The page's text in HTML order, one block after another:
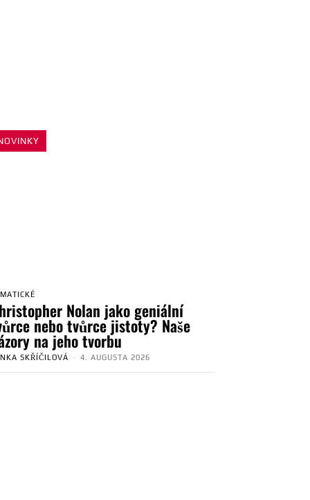
Nolan jako geniální
nebo tvůrce jistoty? Naše
na jeho tvorbu
SKŘÍČILOVÁ - 4. AUGUSTA 2026